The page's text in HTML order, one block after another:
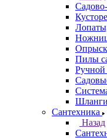
Пилы
Ручной
Шланги
Сантехника
Назад